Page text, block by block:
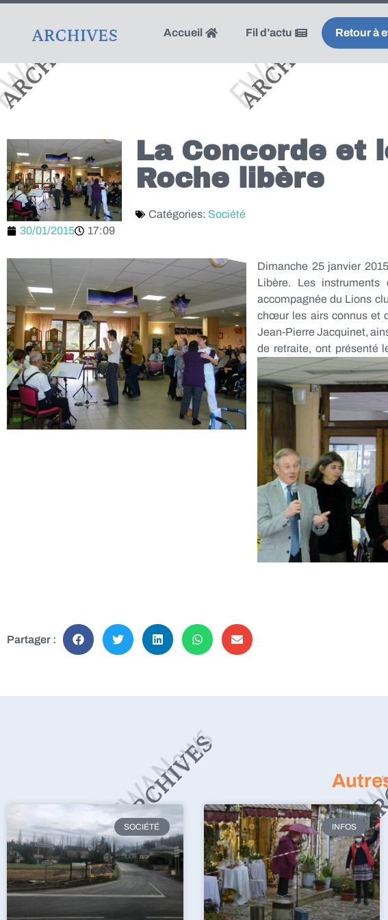
Accueil Fil d’actu Retour à
La Concorde et
Roche libère
Catégories: Société
30/01/2015
17:09
Dimanche 25 janvier
Libère. Les instruments
accompagnée du Lions
chœur les airs connus et
Jean-Pierre Jacquinet,
de retraite, ont présenté
Partager :
SOCIÉTÉ INFOS